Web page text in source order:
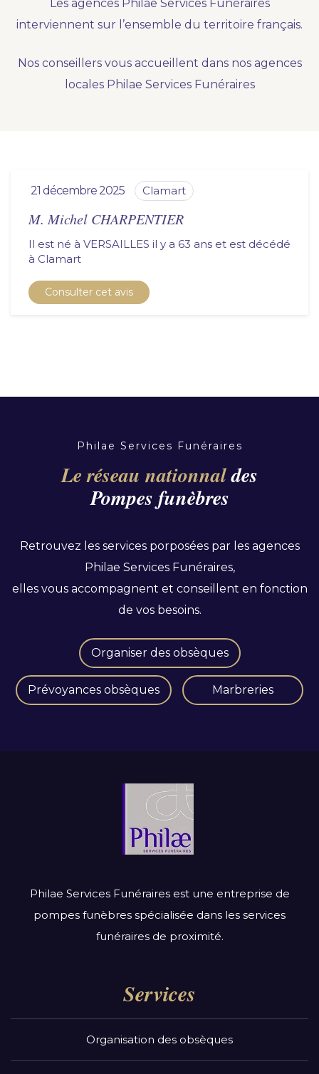
Nous vous accompagnons.
Nos produits en marbrerie
Les agences Philae Services Funéraires
interviennent sur l’ensemble du territoire français.
Nos conseillers vous accueillent dans nos agences
locales Philae Services Funéraires
21 décembre 2025 clamart
M. Michel CHARPENTIER
Il est né à VERSAILLES il y a 63 ans et est décédé
à
clamart
Consulter cet avis
Philae Services Funéraires
Le réseau nationnaldes
Pompes funèbres
Retrouvez les services porposées par les agences
Philae Services Funéraires,
elles vous accompagnent et conseillent en fonction
de vos besoins.
Organiser des obsèques
Prévoyances obsèques Marbreries
Philae Services Funéraires est une entreprise de
pompes funèbres spécialisée dans les services
funéraires de proximité.
Services
Organisation des obsèques